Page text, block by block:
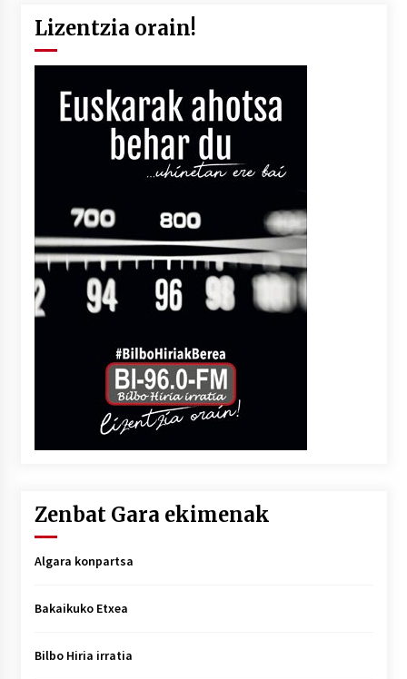
Lizentzia orain!
Zenbat Gara ekimenak
Algara konpartsa
Bakaikuko Etxea
Bilbo Hiria irratia